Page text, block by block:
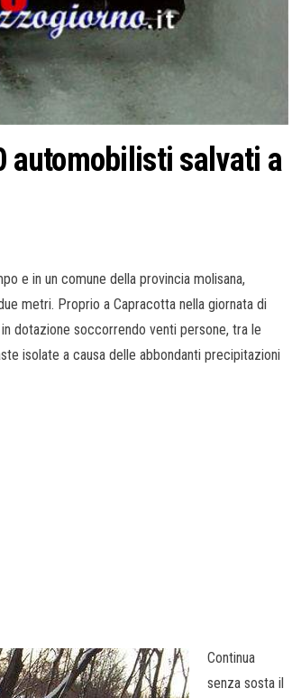
automobilisti salvati a
e in un comune della provincia molisana,
metri. Proprio a Capracotta nella giornata di
dotazione soccorrendo venti persone, tra le
isolate a causa delle abbondanti precipitazioni
Continua
senza sosta il